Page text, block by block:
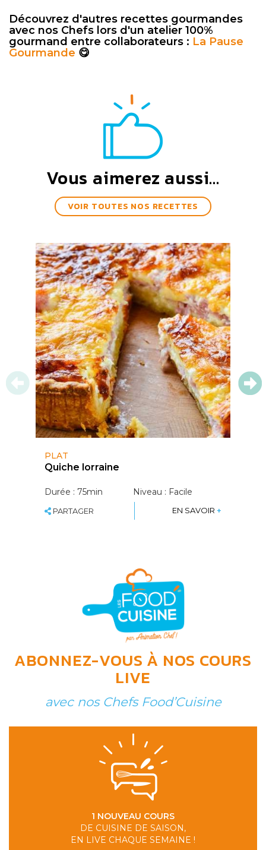
Découvrez d'autres recettes gourmandes
avec nos Chefs lors d'un atelier 100%
gourmand entre collaborateurs : La Pause
Gourmande 😋
Vous aimerez aussi...
VOIR TOUTES NOS RECETTES
PLAT
Quiche lorraine
Durée : 75min Niveau : Facile
SHARE
PARTAGER EN SAVOIR +
ABONNEZ-VOUS À NOS COURS
LIVE
avec nos Chefs Food’Cuisine
1 NOUVEAU COURS
DE CUISINE DE SAISON,
EN LIVE CHAQUE SEMAINE !